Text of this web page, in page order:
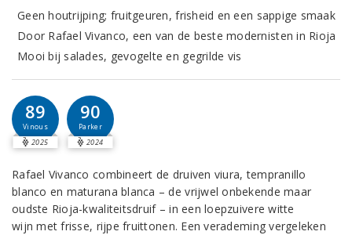
Geen houtrijping; fruitgeuren, frisheid en een sappige smaak
Door Rafael Vivanco, een van de beste modernisten in Rioja
Mooi bij salades, gevogelte en gegrilde vis
89
Vinous
2025
90
Parker
2024
Rafael Vivanco combineert de druiven viura, tempranillo
blanco en maturana blanca – de vrijwel onbekende maar
oudste Rioja-kwaliteitsdruif – in een loepzuivere witte
wijn met frisse, rijpe fruittonen. Een verademing vergeleken